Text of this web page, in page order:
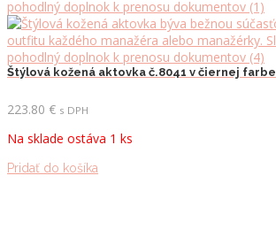
Štýlová kožená aktovka č.8041 v čiernej farbe
223.80 € s DPH
Na sklade ostáva 1 ks
Pridať do košíka